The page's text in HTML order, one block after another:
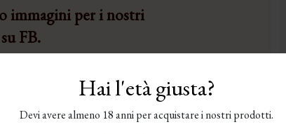
Hai l'età giusta?
Devi avere almeno 18 anni per acquistare i nostri prodotti.
immagini per i nostri
FB.